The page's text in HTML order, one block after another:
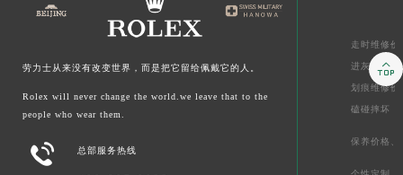
劳力士从来没有改变世界，而是把它留给佩戴它的人。
Rolex will never change the world.we leave that to the
people who wear them.
 总部服务热线
走时维修价
进灰、 起雾
划痕维修价
磕碰摔坏
保养价格、
